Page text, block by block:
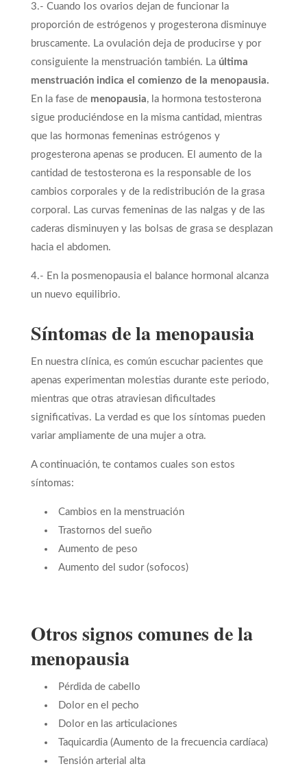
3.- Cuando los ovarios dejan de funcionar la
proporción de estrógenos y progesterona disminuye
bruscamente. La ovulación deja de producirse y por
consiguiente la menstruación también. La última
menstruación indica el comienzo de la menopausia.
En la fase de menopausia, la hormona testosterona
sigue produciéndose en la misma cantidad, mientras
que las hormonas femeninas estrógenos y
progesterona apenas se producen. El aumento de la
cantidad de testosterona es la responsable de los
cambios corporales y de la redistribución de la grasa
corporal. Las curvas femeninas de las nalgas y de las
caderas disminuyen y las bolsas de grasa se desplazan
hacia el abdomen.
4.- En la posmenopausia el balance hormonal alcanza
un nuevo equilibrio.
Síntomas de la menopausia
En nuestra clínica, es común escuchar pacientes que
apenas experimentan molestias durante este periodo,
mientras que otras atraviesan dificultades
significativas. La verdad es que los síntomas pueden
variar ampliamente de una mujer a otra.
A continuación, te contamos cuales son estos
síntomas:
Cambios en la menstruación
Trastornos del sueño
Aumento de peso
Aumento del sudor (sofocos)
Otros signos comunes de la
menopausia
Pérdida de cabello
Dolor en el pecho
Dolor en las articulaciones
Taquicardia (Aumento de la frecuencia cardíaca)
Tensión arterial alta